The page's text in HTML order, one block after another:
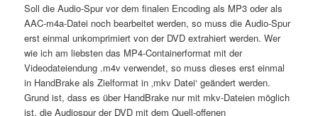
Soll die Audio-Spur vor dem finalen Encoding als MP3 oder als
AAC-m4a-Datei noch bearbeitet werden, so muss die Audio-Spur
erst einmal unkomprimiert von der DVD extrahiert werden. Wer
wie ich am liebsten das MP4-Containerformat mit der
Videodateiendung .m4v verwendet, so muss dieses erst einmal
in HandBrake als Zielformat in ‚mkv Datei‘ geändert werden.
Grund ist, dass es über HandBrake nur mit mkv-Dateien möglich
ist, die Audiospur der DVD mit dem Quell-offenen